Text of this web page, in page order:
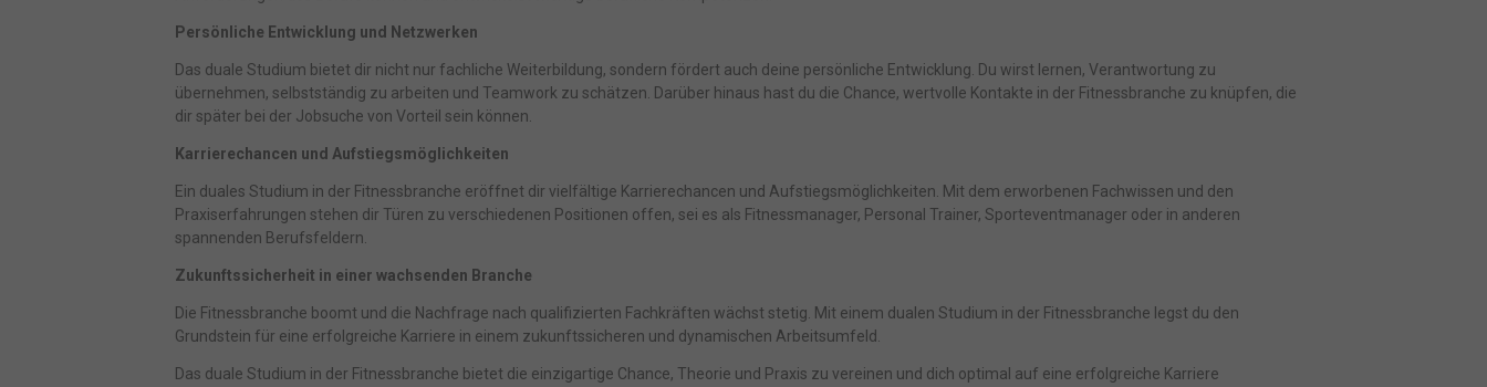
Persönliche Entwicklung und Netzwerken
Das duale Studium bietet dir nicht nur fachliche Weiterbildung, sondern fördert auch deine persönliche Entwicklung. Du wirst lernen, Verantwortung zu
übernehmen, selbstständig zu arbeiten und Teamwork zu schätzen. Darüber hinaus hast du die Chance, wertvolle Kontakte in der Fitnessbranche zu knüpfen, die
dir später bei der Jobsuche von Vorteil sein können.
Karrierechancen und Aufstiegsmöglichkeiten
Ein duales Studium in der Fitnessbranche eröffnet dir vielfältige Karrierechancen und Aufstiegsmöglichkeiten. Mit dem erworbenen Fachwissen und den
Praxiserfahrungen stehen dir Türen zu verschiedenen Positionen offen, sei es als Fitnessmanager, Personal Trainer, Sporteventmanager oder in anderen
spannenden Berufsfeldern.
Zukunftssicherheit in einer wachsenden Branche
Die Fitnessbranche boomt und die Nachfrage nach qualifizierten Fachkräften wächst stetig. Mit einem dualen Studium in der Fitnessbranche legst du den
Grundstein für eine erfolgreiche Karriere in einem zukunftssicheren und dynamischen Arbeitsumfeld.
Das duale Studium in der Fitnessbranche bietet die einzigartige Chance, Theorie und Praxis zu vereinen und dich optimal auf eine erfolgreiche Karriere